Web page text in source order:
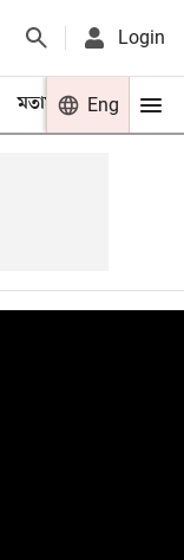
Login
মতামত খেলা
Eng